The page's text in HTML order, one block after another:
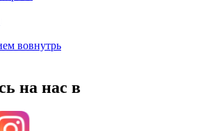
вовнутрь
на нас в